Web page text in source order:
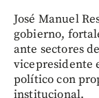
José Manuel
gobierno,
ante sectores
vicepresidente
político con
institucional.